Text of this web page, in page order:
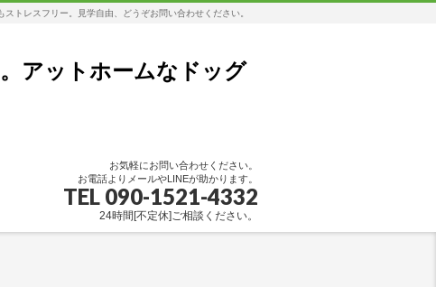
トレスフリー。見学自由、どうぞお問い合わせください。
アットホームなドッグ
お気軽にお問い合わせください。
お電話よりメールやLINEが助かります。
TEL 090-1521-4332
24時間[不定休]ご相談ください。